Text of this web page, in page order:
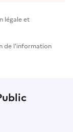
légale et
de l'information